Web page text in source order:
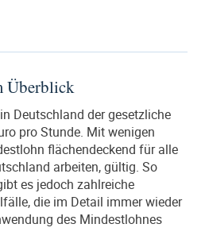
Überblick
Deutschland der gesetzliche
pro Stunde. Mit wenigen
flächendeckend für alle
arbeiten, gültig. So
es jedoch zahlreiche
die im Detail immer wieder
des Mindestlohnes